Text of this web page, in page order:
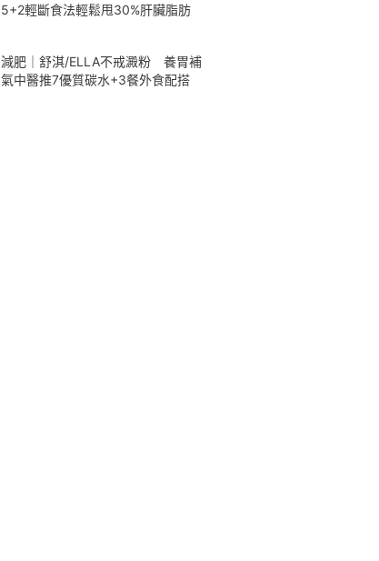
5+2輕斷食法輕鬆甩30%肝臟脂肪
減肥｜舒淇/ELLA不戒澱粉 養胃補
氣中醫推7優質碳水+3餐外食配搭